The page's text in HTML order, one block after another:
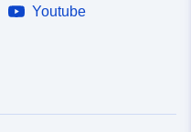
Youtube